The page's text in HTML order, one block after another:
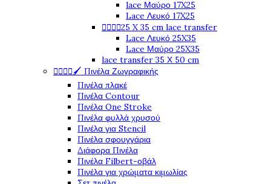
lace Μαύρο 17X25
Lace Λευκό 17X25
25 X 35 cm lace transfer
Lace Λευκό 25X35
Lace Μαύρο 25X35
lace transfer 35 Χ 50 cm
🖌️ Πινέλα Ζωγραφικής
Πινέλα πλακέ
Πινέλα Contour
Πινέλα One Stroke
Πινέλα φυλλά χρυσού
Πινέλα για Stencil
Πινέλα σφουγγάρια
Διάφορα Πινέλα
Πινέλα Filbert-οβάλ
Πινέλα για χρώματα κιμωλίας